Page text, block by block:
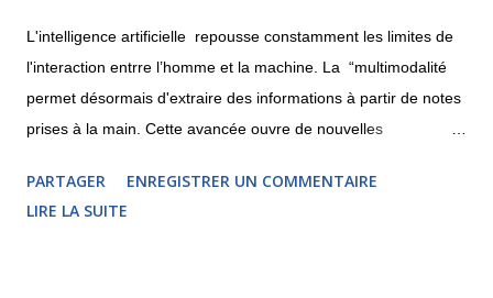
L'intelligence artificielle repousse constamment les limites de
l'interaction entrre l’homme et la machine. La “multimodalité
permet désormais d'extraire des informations à partir de notes
prises à la main. Cette avancée ouvre de nouvelles
cela ici. Pixtral : l'IA qui déchiffre vos croquis La licorne
française Mistral , spécialisée en IA, a récemment lancé Pixtral,
PARTAGER
ENREGISTRER UN COMMENTAIRE
LIRE LA SUITE